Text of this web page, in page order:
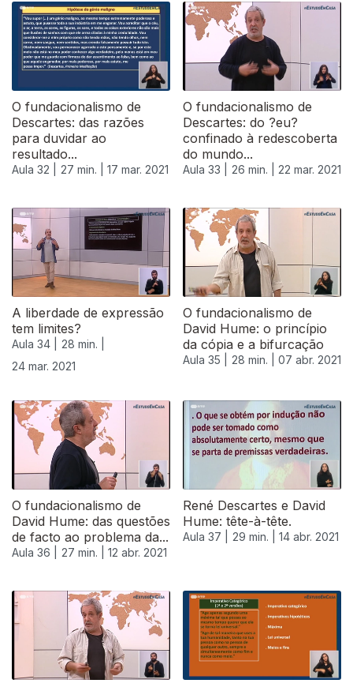
O fundacionalismo de
Descartes: das razões
para duvidar ao
resultado...
Aula 32 | 27 min. | 17 mar. 2021
O fundacionalismo de
Descartes: do ?eu?
confinado à redescoberta
do mundo...
Aula 33 | 26 min. | 22 mar. 2021
A liberdade de expressão
tem limites?
Aula 34 |
28 min. |
24 mar. 2021
O fundacionalismo de
David Hume: o princípio
da cópia e a bifurcação
Aula 35 | 28 min. | 07 abr. 2021
535237
O fundacionalismo de
David Hume: das questões
de facto ao problema da...
Aula 36 | 27 min. | 12 abr. 2021
René Descartes e David
Hume: tête-à-tête.
Aula 37 | 29 min. | 14 abr. 2021